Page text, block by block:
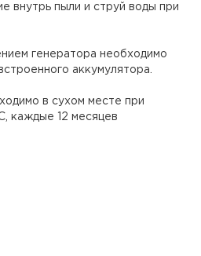
внутрь пыли и струй воды при
генератора необходимо
аккумулятора.
в сухом месте при
каждые 12 месяцев